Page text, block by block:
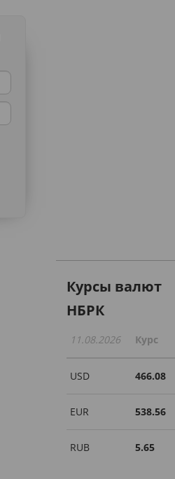
Курсы валют
НБРК
11.08.2026 Курс
USD 466.08
EUR 538.56
RUB 5.65